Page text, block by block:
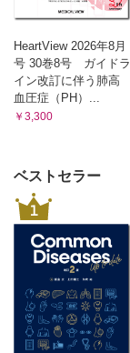
HeartView 2026年8月
号 30巻8号 ガイドラ
イン改訂に伴う肺高
血圧症（PH）...
￥3,300
ベストセラー
1